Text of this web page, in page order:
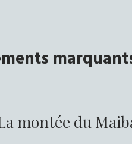
montée du